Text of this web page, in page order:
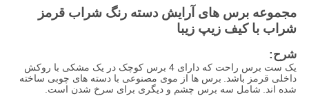
مجموعه برس های آرایش دسته رنگ شراب قرمز
شراب با کیف زیپ زیبا
شرح:
یک ست برس راحت که دارای 4 برس کوچک در یک مشکی با روکش
داخلی قرمز باشد. برس ها از موی مصنوعی با دسته های چوبی ساخته
شده اند. شامل سه برس چشم و دیگری برای سرخ شدن است.